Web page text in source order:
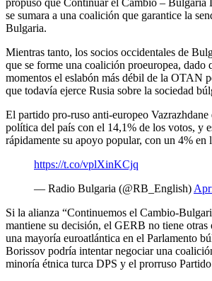
propuso que Continuar el Cambio – Bulgaria
se sumara a una coalición que garantice la
Bulgaria.
Mientras tanto, los socios occidentales de
que se forme una coalición proeuropea, dado
momentos el eslabón más débil de la OTAN
que todavía ejerce Rusia sobre la sociedad
El partido pro-ruso anti-europeo Vazrazhdane
política del país con el 14,1% de los votos, y
rápidamente su apoyo popular, con un 4% en
https://t.co/vplXinKCjq
— Radio Bulgaria (@RB_English)
Si la alianza “Continuemos el Cambio-
mantiene su decisión, el GERB no tiene otras
una mayoría euroatlántica en el Parlamento
Borissov podría intentar negociar una
minoría étnica turca DPS y el prorruso